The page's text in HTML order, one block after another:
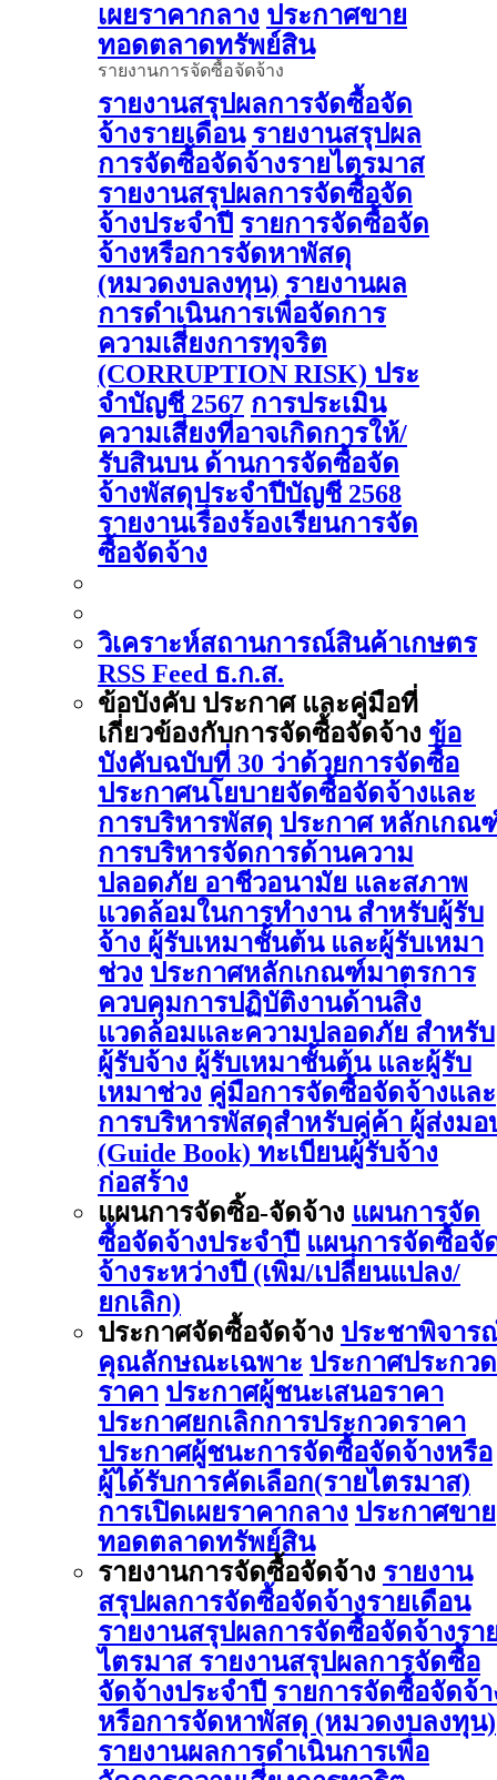
เผยราคากลาง ประกาศขาย
ทอดตลาดทรัพย์สิน
รายงานการจัดซื้อจัดจ้าง
รายงานสรุปผลการจัดซื้อจัด
จ้างรายเดือน รายงานสรุปผล
การจัดซื้อจัดจ้างรายไตรมาส
รายงานสรุปผลการจัดซื้อจัด
จ้างประจำปี รายการจัดซื้อจัด
จ้างหรือการจัดหาพัสดุ
(หมวดงบลงทุน) รายงานผล
การดําเนินการเพื่อจัดการ
ความเสี่ยงการทุจริต
(CORRUPTION RISK) ประ
จําบัญชี 2567 การประเมิน
ความเสี่ยงที่อาจเกิดการให้/
รับสินบน ด้านการจัดซื้อจัด
จ้างพัสดุประจําปีบัญชี 2568
รายงานเรื่องร้องเรียนการจัด
ซื้อจัดจ้าง
วิเคราะห์สถานการณ์สินค้าเกษตร
RSS Feed ธ.ก.ส.
ข้อบังคับ ประกาศ และคู่มือที่
เกี่ยวข้องกับการจัดซื้อจัดจ้าง ข้อ
บังคับฉบับที่ 30 ว่าด้วยการจัดซื้อ
ประกาศนโยบายจัดซื้อจัดจ้างและ
การบริหารพัสดุ ประกาศ หลักเกณ
การบริหารจัดการด้านความ
ปลอดภัย อาชีวอนามัย และสภาพ
แวดล้อมในการทำงาน สำหรับผู้รับ
จ้าง ผู้รับเหมาชั้นต้น และผู้รับเหมา
ช่วง ประกาศหลักเกณฑ์มาตรการ
ควบคุมการปฏิบัติงานด้านสิ่ง
แวดล้อมและความปลอดภัย สำหรับ
ผู้รับจ้าง ผู้รับเหมาชั้นต้น และผู้รับ
เหมาช่วง คู่มือการจัดซื้อจัดจ้างและ
การบริหารพัสดุสำหรับคู่ค้า ผู้ส่งมอ
(Guide Book) ทะเบียนผู้รับจ้าง
ก่อสร้าง
แผนการจัดซิ้อ-จัดจ้าง แผนการจัด
ซื้อจัดจ้างประจำปี แผนการจัดซื้อจั
จ้างระหว่างปี (เพิ่ม/เปลี่ยนแปลง/
ยกเลิก)
ประกาศจัดซื้อจัดจ้าง ประชาพิจาร
คุณลักษณะเฉพาะ ประกาศประกวด
ราคา ประกาศผู้ชนะเสนอราคา
ประกาศยกเลิกการประกวดราคา
ประกาศผู้ชนะการจัดซื้อจัดจ้างหรือ
ผู้ได้รับการคัดเลือก(รายไตรมาส)
การเปิดเผยราคากลาง ประกาศขาย
ทอดตลาดทรัพย์สิน
รายงานการจัดซื้อจัดจ้าง รายงาน
สรุปผลการจัดซื้อจัดจ้างรายเดือน
รายงานสรุปผลการจัดซื้อจัดจ้างรา
ไตรมาส รายงานสรุปผลการจัดซื้อ
จัดจ้างประจำปี รายการจัดซื้อจัดจ้า
หรือการจัดหาพัสดุ (หมวดงบลงทุน)
รายงานผลการดําเนินการเพื่อ